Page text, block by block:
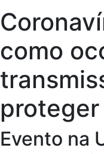
como
Evento na